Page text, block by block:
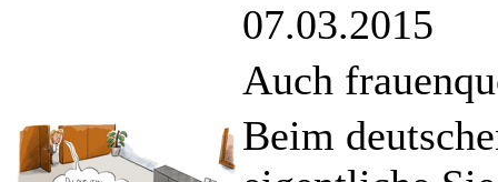
07.03.2015
Auch
Beim